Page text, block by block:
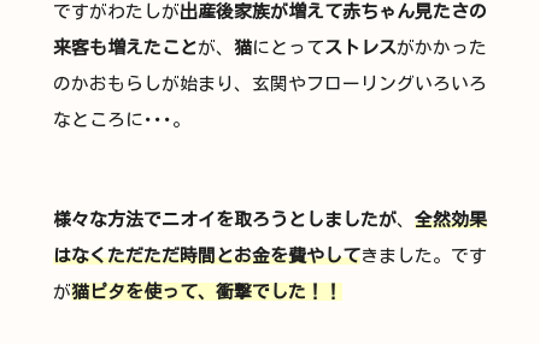
ですがわたしが出産後家族が増えて赤ちゃん見たさの
来客も増えたことが、 猫にとってストレスがかかった
のかおもらしが始まり、玄関やフローリングいろいろ
なところに･･･。
様々な方法でニオイを取ろうとしましたが、 全然効果
はなくただただ時間とお金を費やしてきました。です
が猫ピタを使って、衝撃でした！！